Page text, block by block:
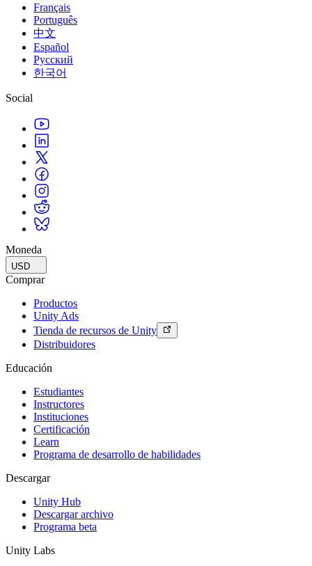
Français
Português
中文
Español
Русский
한국어
Social
Moneda
USD
Comprar
Productos
Unity Ads
Tienda de recursos de Unity
Distribuidores
Educación
Estudiantes
Instructores
Instituciones
Certificación
Learn
Programa de desarrollo de habilidades
Descargar
Unity Hub
Descargar archivo
Programa beta
Unity Labs